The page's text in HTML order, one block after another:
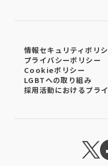
情報セキュリティポリ
プライバシーポリシー
Cookieポリシー
LGBTへの取り組み
採用活動におけるプラ